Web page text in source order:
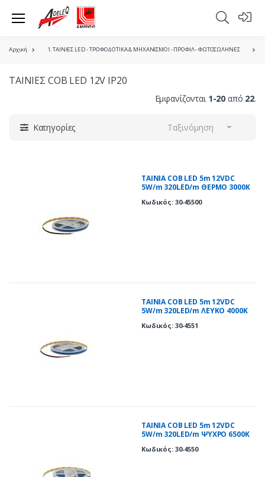
Αρχική 1. ΤΑΙΝΙΕΣ LED - ΤΡΟΦΟΔΟΤΙΚΑ & ΜΗΧΑΝΙΣΜΟΙ - ΠΡΟΦΙΛ - ΦΩΤΟΣΩΛΗΝΕΣ
ΤΑΙΝΙΕΣ COB LED 12V IP20
Εμφανίζονται 1-20 από 22.
Κατηγορίες Ταξινόμηση
ΤΑΙΝΙΑ COB LED 5m 12VDC
5W/m 320LED/m ΘΕΡΜΟ 3000K
Κωδικός: 30-45500
ΤΑΙΝΙΑ COB LED 5m 12VDC
5W/m 320LED/m ΛΕΥΚΟ 4000K
Κωδικός: 30-4551
ΤΑΙΝΙΑ COB LED 5m 12VDC
5W/m 320LED/m ΨΥΧΡΟ 6500K
Κωδικός: 30-4550